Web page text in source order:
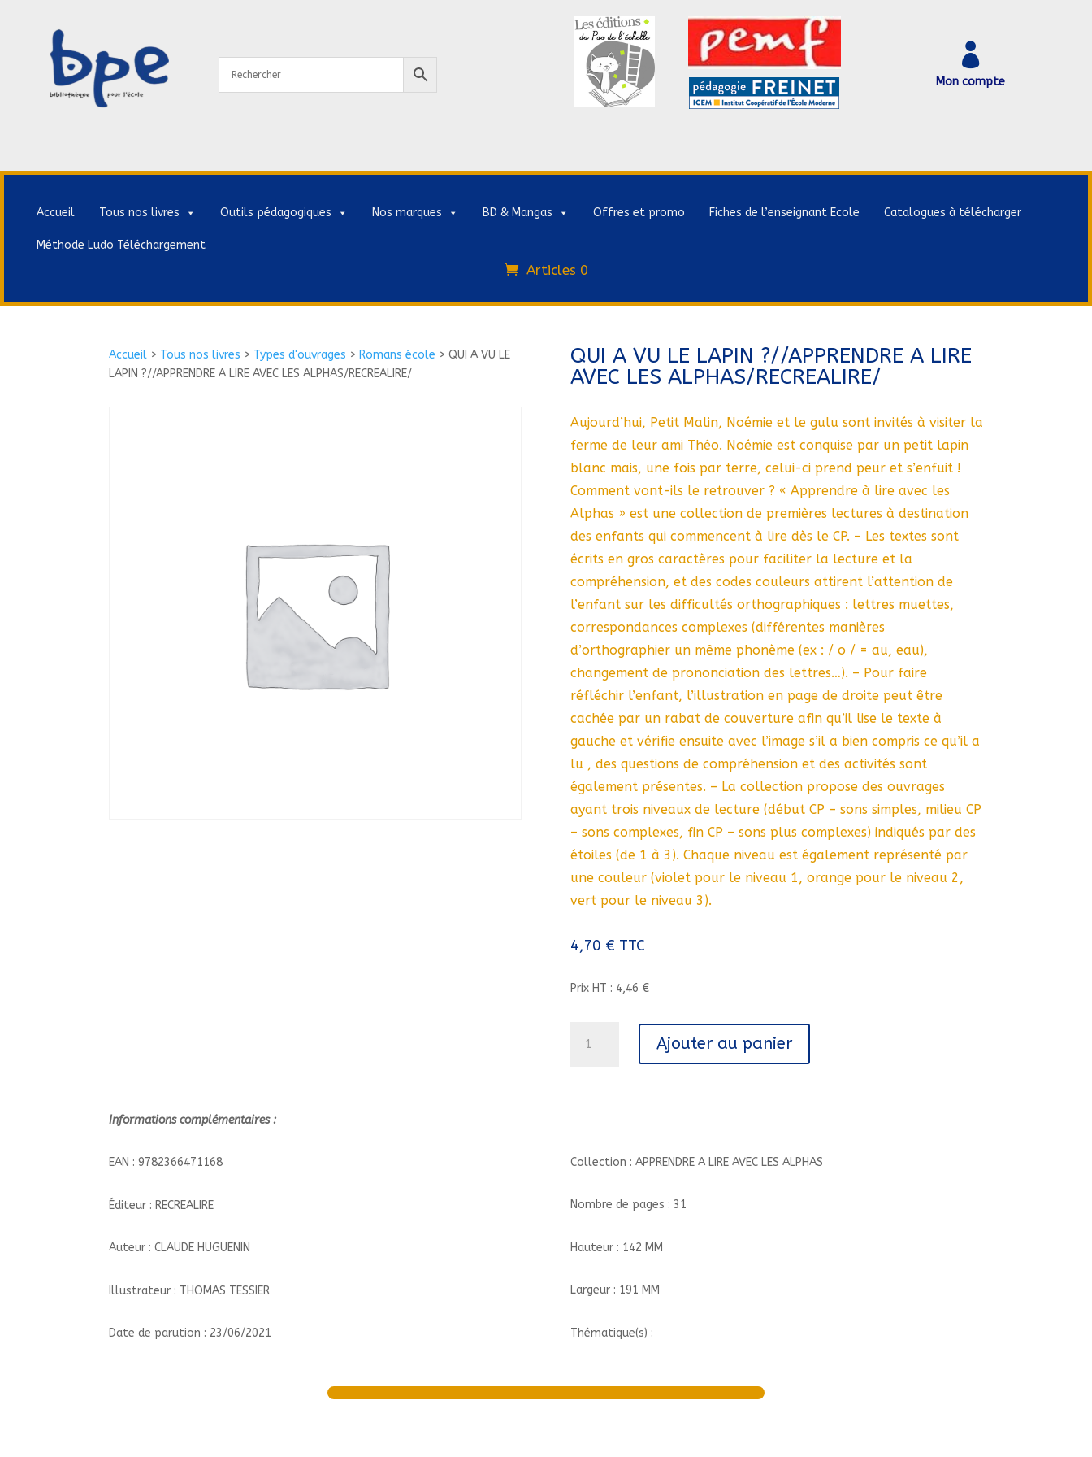

Mon compte
Accueil Tous nos livres Outils pédagogiques Nos marques BD & Mangas Offres et promo Fiches de l’enseignant Ecole Catalogues à télécharger
Méthode Ludo Téléchargement
Articles 0
Accueil > Tous nos livres > Types d'ouvrages > Romans école >QUI A VU LE
LAPIN ?//APPRENDRE A LIRE AVEC LES ALPHAS/RECREALIRE/
QUI A VU LE LAPIN ?//APPRENDRE A LIRE
AVEC LES ALPHAS/RECREALIRE/
Aujourd’hui, Petit Malin, Noémie et le gulu sont invités à visiter la
ferme de leur ami Théo. Noémie est conquise par un petit lapin
blanc mais, une fois par terre, celui-ci prend peur et s’enfuit !
Comment vont-ils le retrouver ? « Apprendre à lire avec les
Alphas » est une collection de premières lectures à destination
des enfants qui commencent à lire dès le CP. – Les textes sont
écrits en gros caractères pour faciliter la lecture et la
compréhension, et des codes couleurs attirent l’attention de
l’enfant sur les difficultés orthographiques : lettres muettes,
correspondances complexes (différentes manières
d’orthographier un même phonème (ex : / o / = au, eau),
changement de prononciation des lettres…). – Pour faire
réfléchir l’enfant, l’illustration en page de droite peut être
cachée par un rabat de couverture afin qu’il lise le texte à
gauche et vérifie ensuite avec l’image s’il a bien compris ce qu’il a
lu , des questions de compréhension et des activités sont
également présentes. – La collection propose des ouvrages
ayant trois niveaux de lecture (début CP – sons simples, milieu CP
– sons complexes, fin CP – sons plus complexes) indiqués par des
étoiles (de 1 à 3). Chaque niveau est également représenté par
une couleur (violet pour le niveau 1, orange pour le niveau 2,
vert pour le niveau 3).
4,70 € TTC
Prix HT : 4,46 €
?//APPRENDRE
LIRE
ALPHAS/RECREALIRE/
Ajouter au panier
Informations complémentaires :
EAN : 9782366471168
Éditeur : RECREALIRE
Auteur : CLAUDE HUGUENIN
Illustrateur : THOMAS TESSIER
Date de parution : 23/06/2021
Collection : APPRENDRE A LIRE AVEC LES ALPHAS
Nombre de pages : 31
Hauteur : 142 MM
Largeur : 191 MM
Thématique(s) :